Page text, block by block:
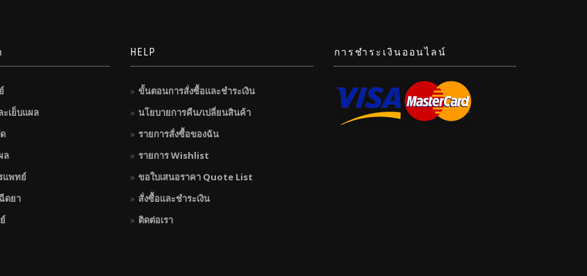
เย็บแผล
ล
แพทย์
ดยา
HELP
ขั้นตอนการสั่งซื้อและชำระเงิน
นโยบายการคืน/เปลี่ยนสินค้า
รายการสั่งซื้อของฉัน
รายการ Wishlist
ขอใบเสนอราคา Quote List
สั่งซื้อและชำระเงิน
ติดต่อเรา
การชำระเงินออนไลน์